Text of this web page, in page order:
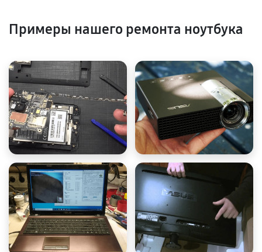
Примеры нашего ремонта ноутбука